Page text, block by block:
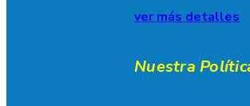
ver más detalles
Nuestra